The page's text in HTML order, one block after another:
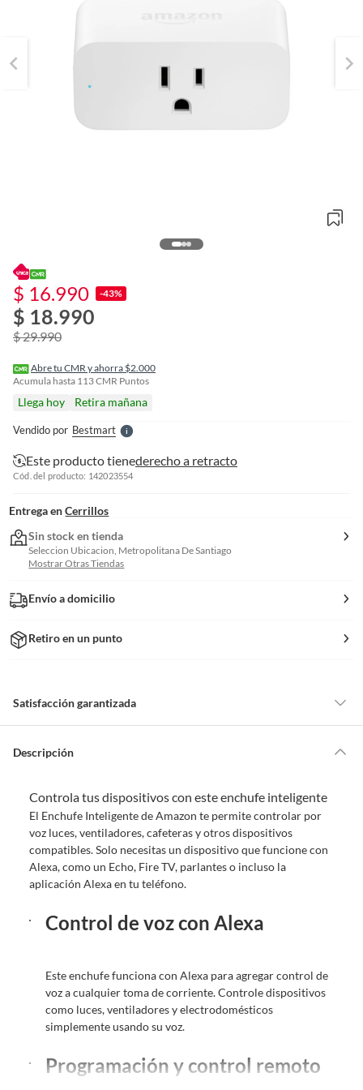
$ 16.990 -43%
$ 18.990
$ 29.990
Abre tu CMR y ahorra $2.000
Acumula hasta 113CMR Puntos
Llega hoy Retira mañana
Vendido por BestmartS
l
e
r
Este producto tienederecho a retracto
Cód. del producto: 142023554
Entrega en Cerrillos
Sin stock en tienda
Seleccion Ubicacion, Metropolitana De Santiago
Mostrar Otras Tiendas
Envío a domicilio
Retiro en un punto
Satisfacción garantizada
de la compra.
comprado por internet y que hay ciertas categorías que no tienen este
derecho:
Productos que, por su naturaleza, no puedan ser devueltos,
puedan deteriorarse o caducar con rapidez.
Confeccionados a la medida.
En sodimac.cl te damos30 días desde que recibes el producto
Productos digitales que se entregan a través de una descarga
electrónica, por ejemplo, cupones de experiencia o programas
para el computador.
Productos a pedido o confeccionados a medida.
Productos que han sido informados como imperfectos, usados,
reparados, abiertos, de segunda selección, remanufacturados o
Descripción
Controla tus dispositivos con este enchufe inteligente
El Enchufe Inteligente de Amazon te permite controlar por
voz luces, ventiladores, cafeteras y otros dispositivos
compatibles. Solo necesitas un dispositivo que funcione con
Alexa, como un Echo, Fire TV, parlantes o incluso la
aplicación Alexa en tu teléfono.
Control de voz con Alexa
Este enchufe funciona con Alexa para agregar control de
voz a cualquier toma de corriente. Controle dispositivos
como luces, ventiladores y electrodomésticos
simplemente usando su voz.
Programación y control remoto